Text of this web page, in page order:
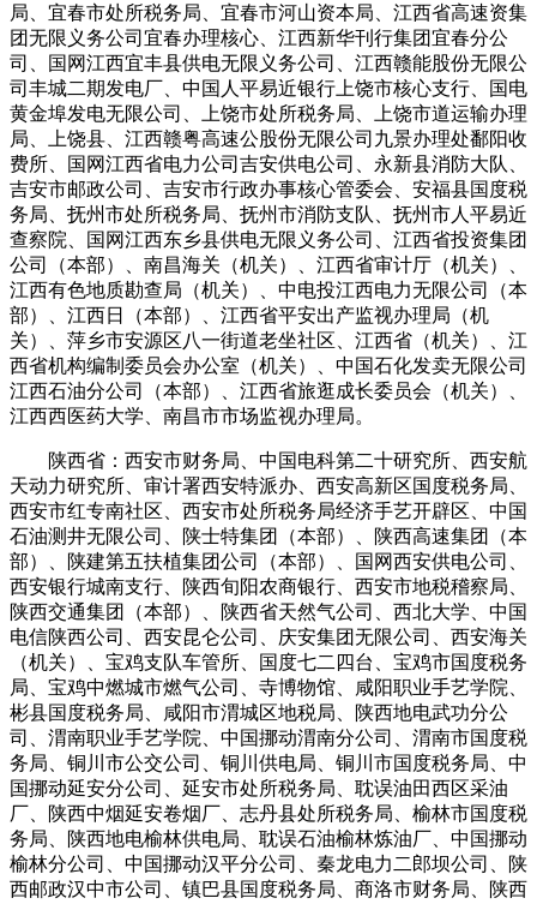
局、宜春市处所税务局、宜春市河山资本局、江西省高速资集
团无限义务公司宜春办理核心、江西新华刊行集团宜春分公
司、国网江西宜丰县供电无限义务公司、江西赣能股份无限公
司丰城二期发电厂、中国人平易近银行上饶市核心支行、国电
黄金埠发电无限公司、上饶市处所税务局、上饶市道运输办理
局、上饶县、江西赣粤高速公股份无限公司九景办理处鄱阳收
费所、国网江西省电力公司吉安供电公司、永新县消防大队、
吉安市邮政公司、吉安市行政办事核心管委会、安福县国度税
务局、抚州市处所税务局、抚州市消防支队、抚州市人平易近
查察院、国网江西东乡县供电无限义务公司、江西省投资集团
公司（本部）、南昌海关（机关）、江西省审计厅（机关）、
江西有色地质勘查局（机关）、中电投江西电力无限公司（本
部）、江西日（本部）、江西省平安出产监视办理局（机
关）、萍乡市安源区八一街道老坐社区、江西省（机关）、江
西省机构编制委员会办公室（机关）、中国石化发卖无限公司
江西石油分公司（本部）、江西省旅逛成长委员会（机关）、
江西西医药大学、南昌市市场监视办理局。
陕西省：西安市财务局、中国电科第二十研究所、西安航
天动力研究所、审计署西安特派办、西安高新区国度税务局、
西安市红专南社区、西安市处所税务局经济手艺开辟区、中国
石油测井无限公司、陕士特集团（本部）、陕西高速集团（本
部）、陕建第五扶植集团公司（本部）、国网西安供电公司、
西安银行城南支行、陕西旬阳农商银行、西安市地税稽察局、
陕西交通集团（本部）、陕西省天然气公司、西北大学、中国
电信陕西公司、西安昆仑公司、庆安集团无限公司、西安海关
（机关）、宝鸡支队车管所、国度七二四台、宝鸡市国度税务
局、宝鸡中燃城市燃气公司、寺博物馆、咸阳职业手艺学院、
彬县国度税务局、咸阳市渭城区地税局、陕西地电武功分公
司、渭南职业手艺学院、中国挪动渭南分公司、渭南市国度税
务局、铜川市公交公司、铜川供电局、铜川市国度税务局、中
国挪动延安分公司、延安市处所税务局、耽误油田西区采油
厂、陕西中烟延安卷烟厂、志丹县处所税务局、榆林市国度税
务局、陕西地电榆林供电局、耽误石油榆林炼油厂、中国挪动
榆林分公司、中国挪动汉平分公司、秦龙电力二郎坝公司、陕
西邮政汉中市公司、镇巴县国度税务局、商洛市财务局、陕西